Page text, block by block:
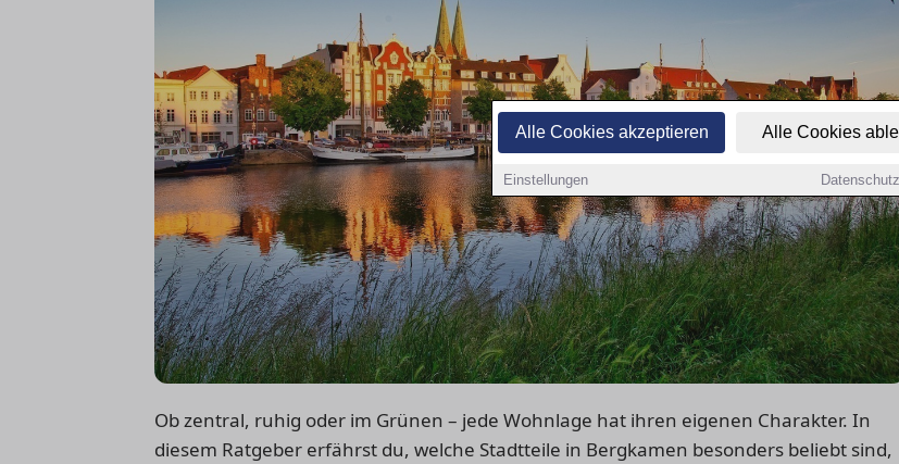
Alle Cookies akzeptieren Alle Cookies
Einstellungen
Ob zentral, ruhig oder im Grünen – jede Wohnlage hat ihren eigenen Charakter. In
diesem Ratgeber erfährst du, welche Stadtteile in Bergkamen besonders beliebt sind,